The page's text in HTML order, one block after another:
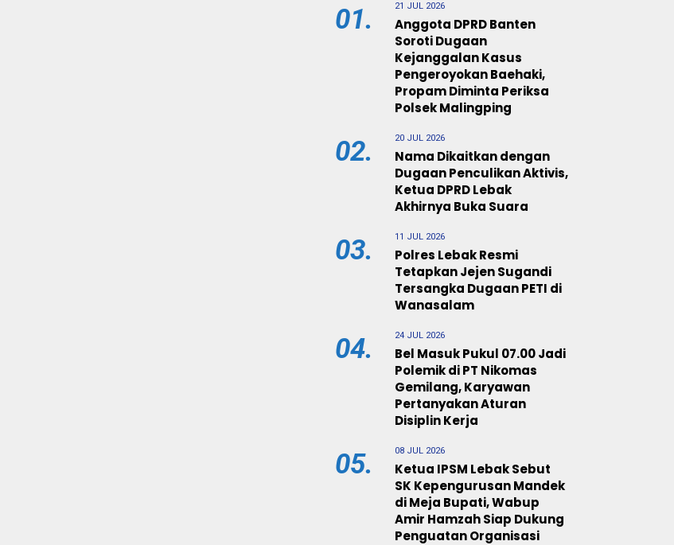
01. 21 JUL 2026
Anggota DPRD Banten
Soroti Dugaan
Kejanggalan Kasus
Pengeroyokan Baehaki,
Propam Diminta Periksa
Polsek Malingping
02. 20 JUL 2026
Nama Dikaitkan dengan
Dugaan Penculikan Aktivis,
Ketua DPRD Lebak
Akhirnya Buka Suara
03. 11 JUL 2026
Polres Lebak Resmi
Tetapkan Jejen Sugandi
Tersangka Dugaan PETI di
Wanasalam
04. 24 JUL 2026
Bel Masuk Pukul 07.00 Jadi
Polemik di PT Nikomas
Gemilang, Karyawan
Pertanyakan Aturan
Disiplin Kerja
05. 08 JUL 2026
Ketua IPSM Lebak Sebut
SK Kepengurusan Mandek
di Meja Bupati, Wabup
Amir Hamzah Siap Dukung
Penguatan Organisasi